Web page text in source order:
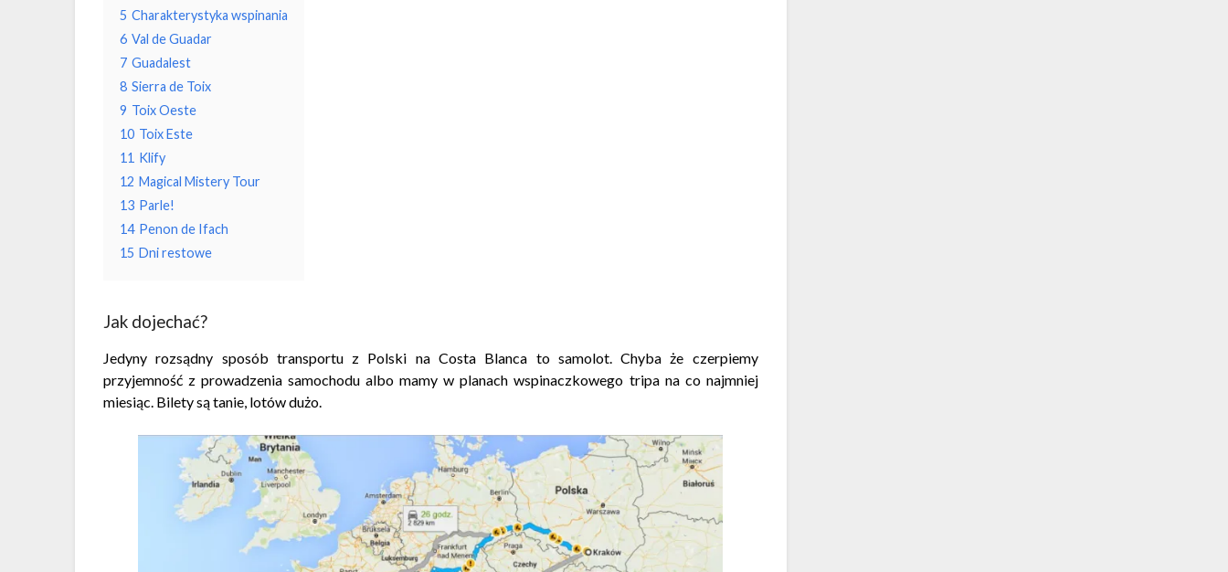
5 Charakterystyka wspinania
6 Val de Guadar
7 Guadalest
8 Sierra de Toix
9 Toix Oeste
10 Toix Este
11 Klify
12 Magical Mistery Tour
13 Parle!
14 Penon de Ifach
15 Dni restowe
Jak dojechać?
Jedyny rozsądny sposób transportu z Polski na Costa Blanca to samolot. Chyba że czerpiemy
przyjemność z prowadzenia samochodu albo mamy w planach wspinaczkowego tripa na co najmniej
miesiąc. Bilety są tanie, lotów dużo.